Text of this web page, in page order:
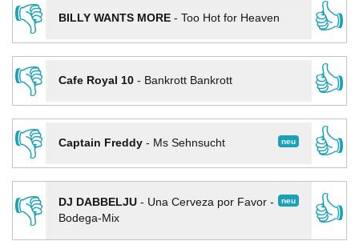
👎
BILLY WANTS MORE- Too Hot for Heaven
👍
👎
Cafe Royal 10- Bankrott Bankrott
👍
👎
neu
Captain Freddy- Ms Sehnsucht
👍
👎
neu
DJ DABBELJU- Una Cerveza por Favor -
Bodega-Mix
👍